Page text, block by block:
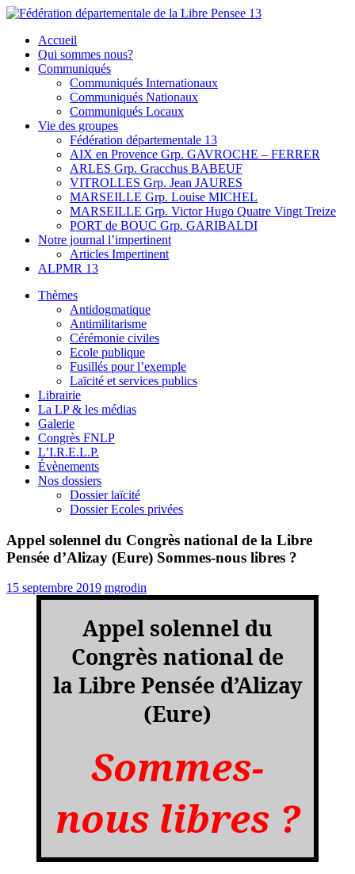
Skip
content
Fédération départementale de la Libre Pensee 13
Membre de la fédération Nationale de la Libre Pensée ni dieu ni
maitre
Accueil
Qui sommes nous?
Communiqués
Communiqués Internationaux
Communiqués Nationaux
Communiqués Locaux
Vie des groupes
Fédération départementale 13
AIX en Provence Grp. GAVROCHE – FERRER
ARLES Grp. Gracchus BABEUF
VITROLLES Grp. Jean JAURES
MARSEILLE Grp. Louise MICHEL
MARSEILLE Grp. Victor Hugo Quatre Vingt Treize
PORT de BOUC Grp. GARIBALDI
Notre journal l’impertinent
Articles Impertinent
ALPMR 13
Thèmes
Antidogmatique
Antimilitarisme
Cérémonie civiles
Ecole publique
Fusillés pour l’exemple
Laïcité et services publics
Librairie
La LP & les médias
Galerie
Congrès FNLP
L’I.R.E.L.P.
Évènements
Nos dossiers
Dossier laïcité
Dossier Ecoles privées
Appel solennel du Congrès national de la Libre
Pensée d’Alizay (Eure) Sommes-nous libres ?
15 septembre 2019 mgrodin
Appel solennel du
Congrès national de
la Libre Pensée d’Alizay
(Eure)
Sommes-
nous libres ?